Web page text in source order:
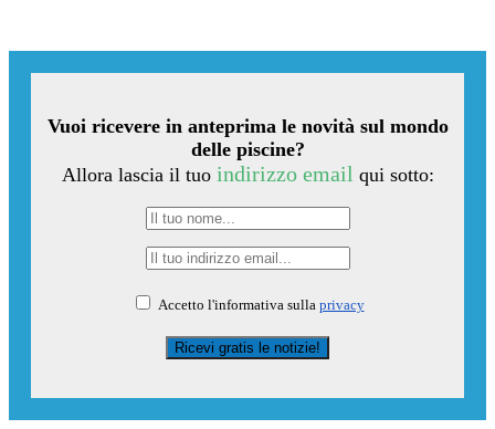
Vuoi ricevere in anteprima le novità sul mondo
delle piscine?
Allora lascia il tuo indirizzo email qui sotto:
Accetto l'informativa sulla privacy